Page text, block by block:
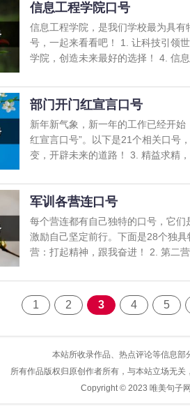
信息工程学院口号
信息工程学院，是我们学校最为具
号，一起来看看吧！ 1. 让科技引领
学院，创造未来最好的选择！ 4. 信
部门开门红宣言口号
新年新气象，新一年的工作已经开
红宣言口号”。以下是21个相关口号
变，开辟未来的道路！ 3. 精益求精
军训各营连口号
每个营连都有自己独特的口号，它
激励自己坚定前行。下面是28个独
营：打起精神，跟我奋进！ 2. 第二
1 2 3 4 5
本站所收录作品、热点评论等信息
所有作品版权归原创作者所有，与本站立场无
Copyright © 2023 唯美句子